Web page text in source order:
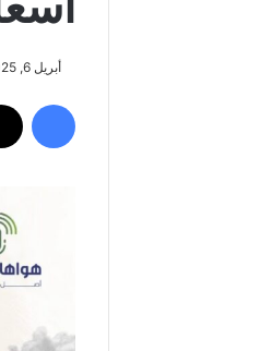
أبريل 6, 2025